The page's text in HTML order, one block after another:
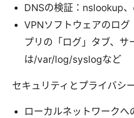
DNSの検証：nslookup
VPNソフトウェアのログ
プリの「ログ」タブ、サ
は/var/log/syslogなど
セキュリティとプライバシ
ローカルネットワークへ